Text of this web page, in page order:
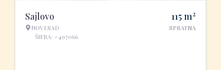
Sajlovo
NOVI SAD
ŠIFRA: #497066
115 m2
SPRATNA